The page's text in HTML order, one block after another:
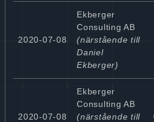
2020-07-08
Ekberger
Consulting AB
(närstående till
Daniel
Ekberger)
2020-07-08
Ekberger
Consulting AB
(närstående till